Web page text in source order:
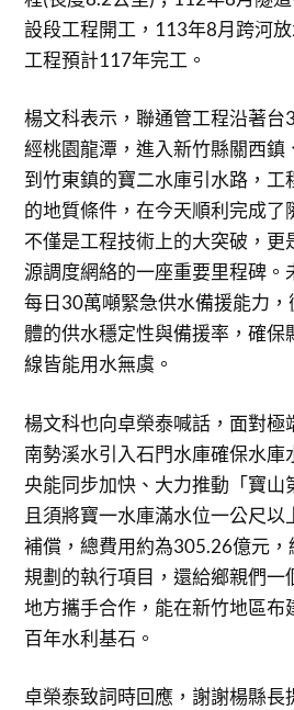
設段工程開工，113年8月跨河
工程預計117年完工。
楊文科表示，聯通管工程沿著台
經桃園龍潭，進入新竹縣關西鎮
到竹東鎮的寶二水庫引水路，工
的地質條件，在今天順利完成了
不僅是工程技術上的大突破，更
源調度網絡的一座重要里程碑。
每日30萬噸緊急供水備援能力
體的供水穩定性與備援率，確保
線皆能用水無虞。
楊文科也向卓榮泰喊話，面對極
南勢溪水引入石門水庫確保水庫
央能同步加快、大力推動「寶山
且須將寶一水庫滿水位一公尺
補償，總費用約為305.26億元
規劃的執行項目，還給鄉親們一
地方攜手合作，能在新竹地區布
百年水利基石。
卓榮泰致詞時回應，謝謝楊縣長